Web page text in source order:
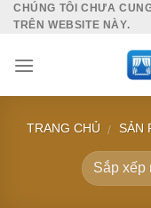
SkipCHÚNG TÔI CHƯA
TRÊN WEBSITE NÀY.
TRANG CHỦ / SẢN